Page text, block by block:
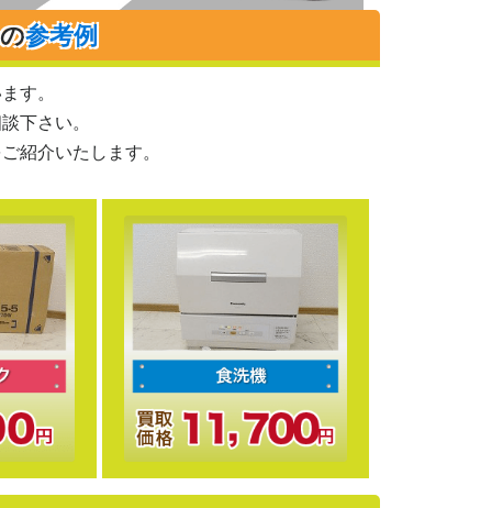
参考例
す。
下さい。
紹介いたします。